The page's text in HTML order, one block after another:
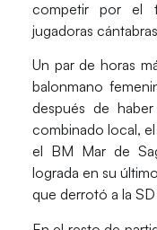
competir por el
jugadoras
Un par de horas
balonmano
después de
combinado local, el
el BM Mar de
lograda en su
que derrotó a la